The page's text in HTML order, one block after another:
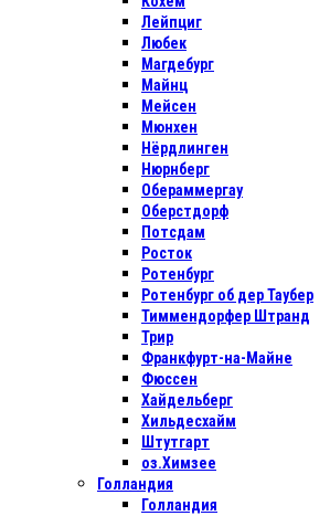
Лейпциг
Любек
Магдебург
Майнц
Мейсен
Мюнхен
Нёрдлинген
Нюрнберг
Обераммергау
Оберстдорф
Потсдам
Росток
Ротенбург
Ротенбург об дер Таубер
Тиммендорфер Штранд
Трир
Франкфурт-на-Майне
Фюссен
Хайдельберг
Хильдесхайм
Штутгарт
оз.Химзее
Голландия
Голландия